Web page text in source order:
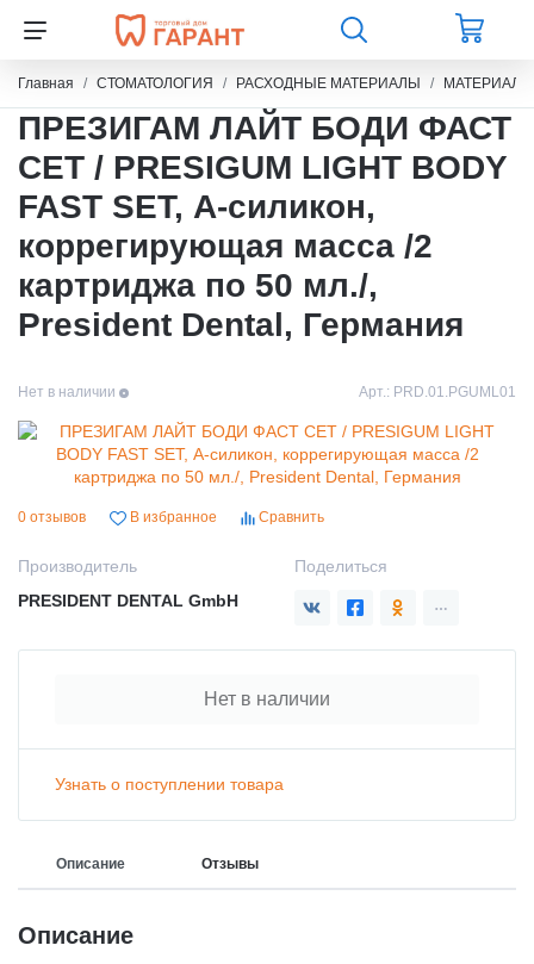
Главная СТОМАТОЛОГИЯ РАСХОДНЫЕ МАТЕРИАЛЫ
ПРЕЗИГАМ ЛАЙТ БОДИ ФАСТ
СЕТ / PRESIGUM LIGHT BODY
FAST SET, А-силикон,
коррегирующая масса /2
картриджа по 50 мл./,
President Dental, Германия
Нет в наличии Арт.: PRD.01.PGUML01
0 отзывов В избранное Сравнить
Производитель
PRESIDENT DENTAL GmbH
Поделиться
Нет в наличии
Узнать о поступлении товара
Описание Отзывы
Описание